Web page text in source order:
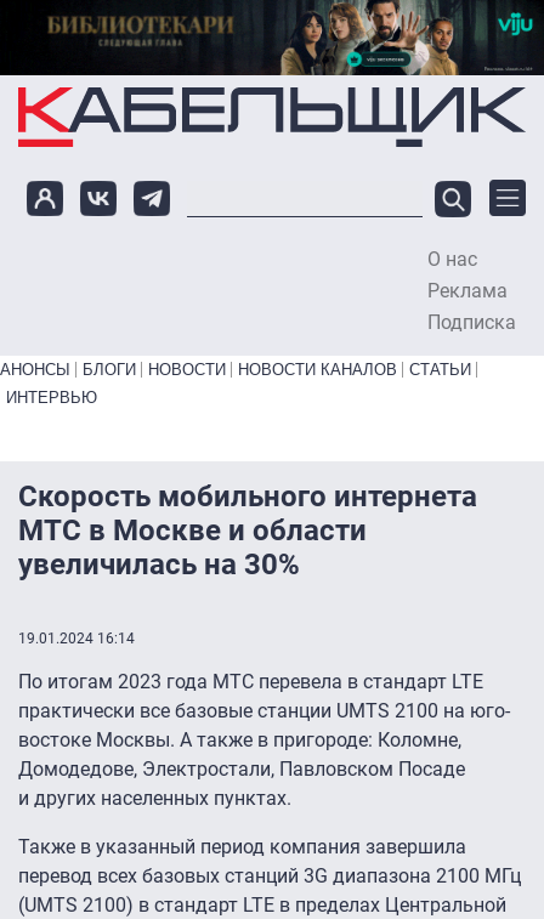
Перейти к основному содержанию
О нас
Реклама
Подписка
Primary links bottom
АНОНСЫ БЛОГИ НОВОСТИ НОВОСТИ КАНАЛОВ
СТАТЬИ
ИНТЕРВЬЮ
Скорость мобильного интернета
МТС в Москве и области
увеличилась на 30%
19.01.2024 16:14
По итогам 2023 года МТС перевела в стандарт LTE
практически все базовые станции UMTS 2100 на юго-
востоке Москвы. А также в пригороде: Коломне,
Домодедове, Электростали, Павловском Посаде
и других населенных пунктах.
Также в указанный период компания завершила
перевод всех базовых станций 3G диапазона 2100 МГц
(UMTS 2100) в стандарт LTE в пределах Центральной